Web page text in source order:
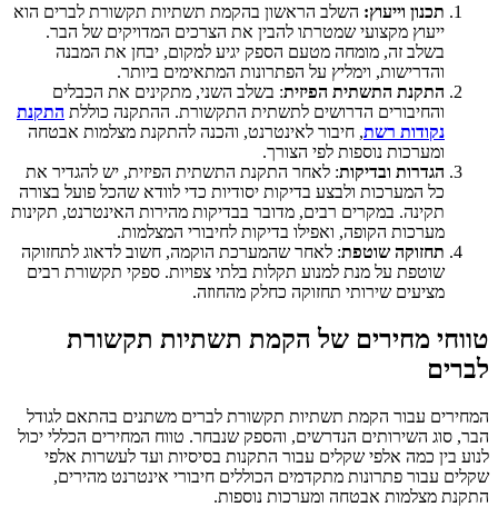
תכנון וייעוץ: השלב הראשון בהקמת תשתיות תקשורת לברים הוא
ייעוץ מקצועי שמטרתו להבין את הצרכים המדויקים של הבר.
בשלב זה, מומחה מטעם הספק יגיע למקום, יבחן את המבנה
והדרישות, וימליץ על הפתרונות המתאימים ביותר.
התקנת התשתית הפיזית : בשלב השני, מתקינים את הכבלים
והחיבורים הדרושים לתשתית התקשורת. ההתקנה כוללת התקנת
נקודות רשת, חיבור לאינטרנט, והכנה להתקנת מצלמות אבטחה
ומערכות נוספות לפי הצורך.
הגדרות ובדיקות: לאחר התקנת התשתית הפיזית, יש להגדיר את
כל המערכות ולבצע בדיקות יסודיות כדי לוודא שהכל פועל בצורה
תקינה. במקרים רבים, מדובר בבדיקות מהירות האינטרנט, תקינות
מערכות הקופה, ואפילו בדיקות לחיבורי המצלמות.
תחזוקה שוטפת: לאחר שהמערכת הוקמה, חשוב לדאוג לתחזוקה
שוטפת על מנת למנוע תקלות בלתי צפויות. ספקי תקשורת רבים
מציעים שירותי תחזוקה כחלק מהחוזה.
מחירים של הקמת תשתיות תקשורת
עבור הקמת תשתיות תקשורת לברים משתנים בהתאם לגודל
השירותים הנדרשים, והספק שנבחר. טווח המחירים הכללי יכול
כמה אלפי שקלים עבור התקנות בסיסיות ועד לעשרות אלפי
עבור פתרונות מתקדמים הכוללים חיבורי אינטרנט מהירים,
מצלמות אבטחה ומערכות נוספות.